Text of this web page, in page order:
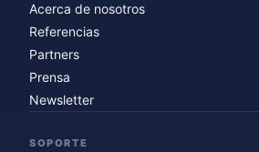
Acerca de nosotros
Referencias
Partners
Prensa
Newsletter
SOPORTE